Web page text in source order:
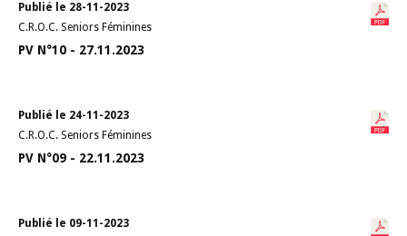
Publié le 28-11-2023
C.R.O.C. Seniors Féminines
PV N°10 - 27.11.2023
Publié le 24-11-2023
C.R.O.C. Seniors Féminines
PV N°09 - 22.11.2023
Publié le 09-11-2023